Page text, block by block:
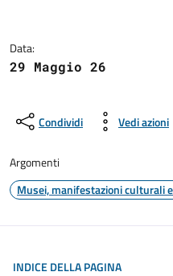
Data:
29 Maggio 26
Condividi Vedi azioni
Argomenti
Musei, manifestazioni culturali
INDICE DELLA PAGINA